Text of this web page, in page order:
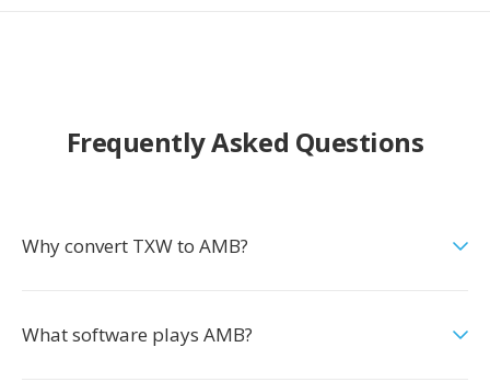
Frequently Asked Questions
Why convert TXW to AMB?
What software plays AMB?